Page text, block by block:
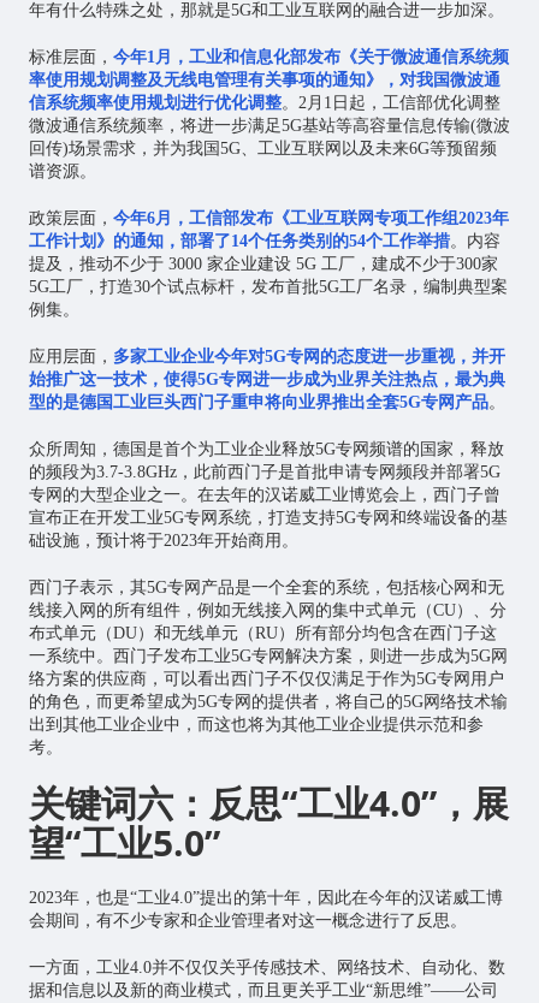
年有什么特殊之处，那就是5G和工业互联网的融合进一步加深。
标准层面， 今年1月，工业和信息化部发布《关于微波通信系统频
率使用规划调整及无线电管理有关事项的通知》，对我国微波通
信系统频率使用规划进行优化调整。2月1日起，工信部优化调整
微波通信系统频率，将进一步满足5G基站等高容量信息传输(微波
回传)场景需求，并为我国5G、工业互联网以及未来6G等预留频
谱资源。
政策层面， 今年6月，工信部发布《工业互联网专项工作组2023年
工作计划》的通知，部署了14个任务类别的54个工作举措。内容
提及，推动不少于 3000 家企业建设 5G 工厂，建成不少于300家
5G工厂，打造30个试点标杆，发布首批5G工厂名录，编制典型案
例集。
应用层面， 多家工业企业今年对5G专网的态度进一步重视，并开
始推广这一技术，使得5G专网进一步成为业界关注热点，最为典
型的是德国工业巨头西门子重申将向业界推出全套5G专网产品。
众所周知，德国是首个为工业企业释放5G专网频谱的国家，释放
的频段为3.7-3.8GHz，此前西门子是首批申请专网频段并部署5G
专网的大型企业之一。在去年的汉诺威工业博览会上，西门子曾
宣布正在开发工业5G专网系统，打造支持5G专网和终端设备的基
础设施，预计将于2023年开始商用。
西门子表示，其5G专网产品是一个全套的系统，包括核心网和无
线接入网的所有组件，例如无线接入网的集中式单元（CU）、分
布式单元（DU）和无线单元（RU）所有部分均包含在西门子这
一系统中。西门子发布工业5G专网解决方案，则进一步成为5G网
络方案的供应商，可以看出西门子不仅仅满足于作为5G专网用户
的角色，而更希望成为5G专网的提供者，将自己的5G网络技术输
出到其他工业企业中，而这也将为其他工业企业提供示范和参
考。
关键词六：反思“工业4.0”，展
望“工业5.0”
2023年，也是“工业4.0”提出的第十年，因此在今年的汉诺威工博
会期间，有不少专家和企业管理者对这一概念进行了反思。
一方面，工业4.0并不仅仅关乎传感技术、网络技术、自动化、数
据和信息以及新的商业模式，而且更关乎工业“新思维”——公司